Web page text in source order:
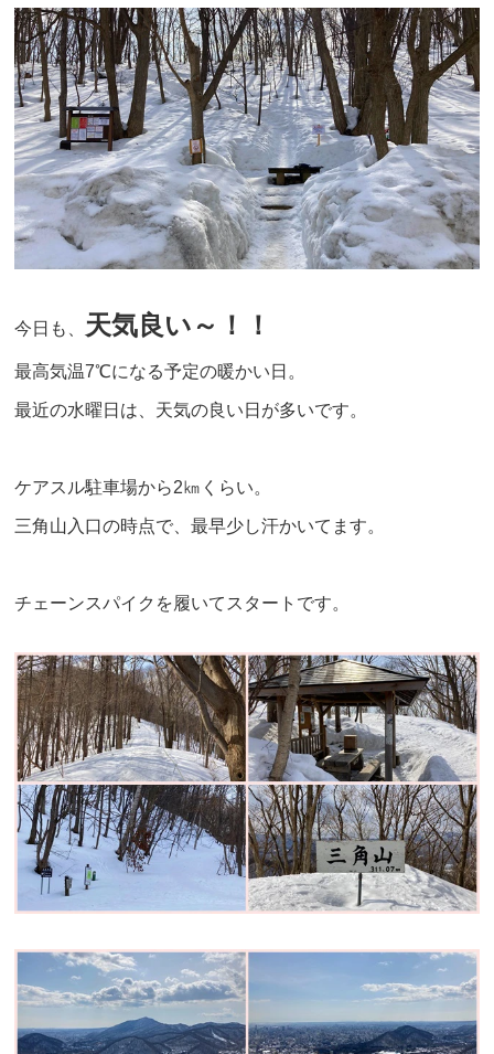
今日も、 天気良い～！！
最高気温7℃になる予定の暖かい日。
最近の水曜日は、天気の良い日が多いです。
ケアスル駐車場から2㎞くらい。
三角山入口の時点で、最早少し汗かいてます。
チェーンスパイクを履いてスタートです。